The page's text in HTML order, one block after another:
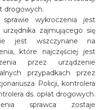
drogowych.
wykroczenia jest
zajmującego się
jest wszczynane na
które najczęściej jest
przez urządzenie
przypadkach przez
Policji, kontrolera
ds. opłat drogowych.
sprawca zostaje